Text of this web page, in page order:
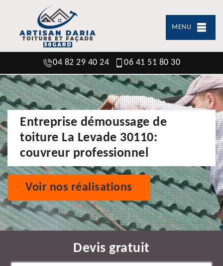
MENU
04 82 29 40 24 06 41 51 80 30
Entreprise démoussage de
toiture La Levade 30110:
couvreur professionnel
Voir nos réalisations
Devis gratuit